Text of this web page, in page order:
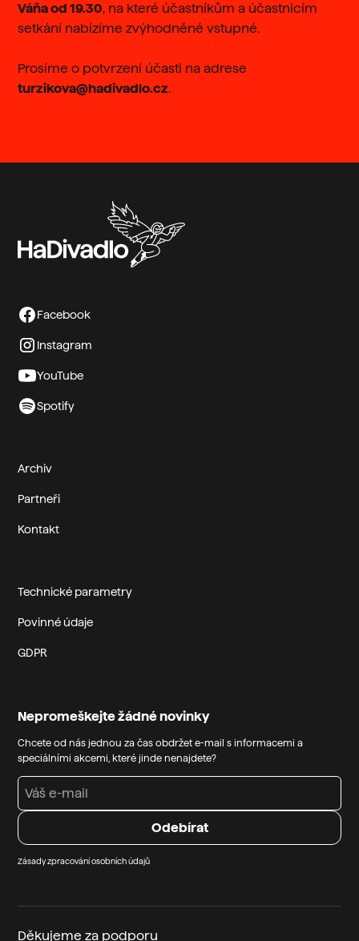
Váňaod 19.30, na které účastníkům a účastnicím
setkání nabízíme zvýhodněné vstupné.
Prosíme o potvrzení účasti na adrese
turzikova@hadivadlo.cz.
Facebook
Instagram
YouTube
Spotify
Archiv
Partneři
Kontakt
Technické parametry
Povinné údaje
GDPR
Nepromeškejte žádné novinky
Chcete od nás jednou za čas obdržet e-mail s informacemi a
speciálními akcemi, které jinde nenajdete?
Zásady zpracování osobních údajů
Děkujeme za podporu